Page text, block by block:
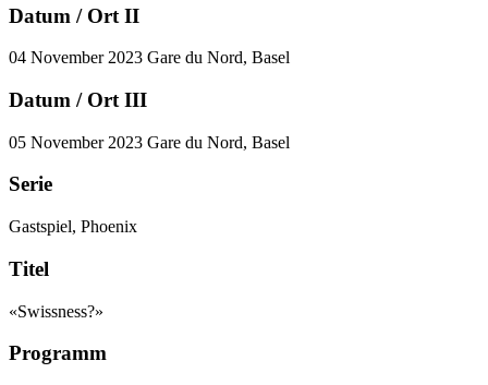
Datum / Ort II
04 November 2023 Gare du Nord, Basel
Datum / Ort III
05 November 2023 Gare du Nord, Basel
Serie
Gastspiel, Phoenix
Titel
«Swissness?»
Programm